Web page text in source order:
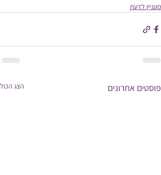
מעניין לדעת
פוסטים אחרונים הצג הכול